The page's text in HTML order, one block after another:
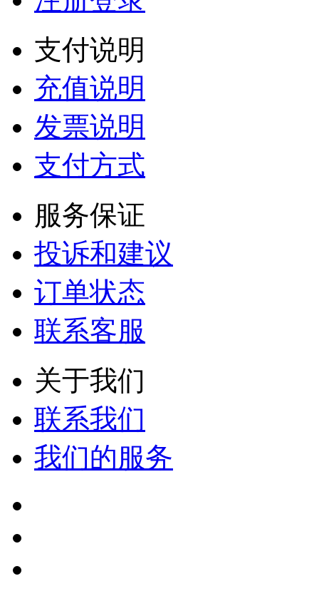
支付说明
充值说明
发票说明
支付方式
服务保证
投诉和建议
订单状态
联系客服
关于我们
联系我们
我们的服务